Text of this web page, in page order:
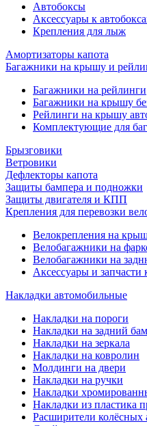
Автобоксы
Аксессуары к
Крепления для лыж
Амортизаторы капота
Багажники на крышу и
Багажники на рейлинги
Багажники на крышу
Рейлинги на крышу
Комплектующие для
Брызговики
Ветровики
Дефлекторы капота
Защиты бампера и подножки
Защиты двигателя и КПП
Крепления для перевозки
Велокрепления на
Велобагажники на
Велобагажники на
Аксессуары и запчасти
Накладки автомобильные
Накладки на пороги
Накладки на задний
Накладки на зеркала
Накладки на ковролин
Молдинги на двери
Накладки на ручки
Накладки
Накладки из пластика
Расширители колёсных